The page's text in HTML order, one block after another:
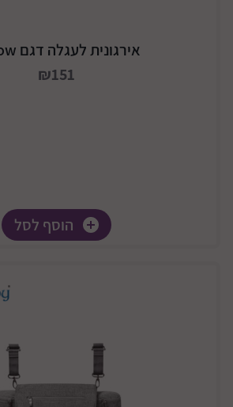
אירגונית לעגלה דגם Willow
₪151
הוסף לסל